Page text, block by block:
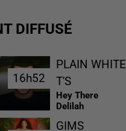
DIFFUSÉ
16h52
16h52
PLAIN WHITE
T'S
Hey There
Delilah
GIMS